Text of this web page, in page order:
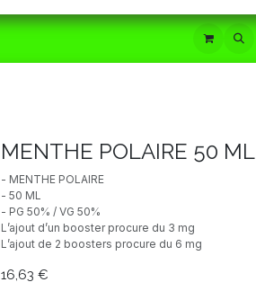
INFORMATIONS
MENTHE POLAIRE 50 ML
- MENTHE POLAIRE
- 50 ML
- PG 50% / VG 50%
L’ajout d’un booster procure du 3 mg
L’ajout de 2 boosters procure du 6 mg
16,63 €